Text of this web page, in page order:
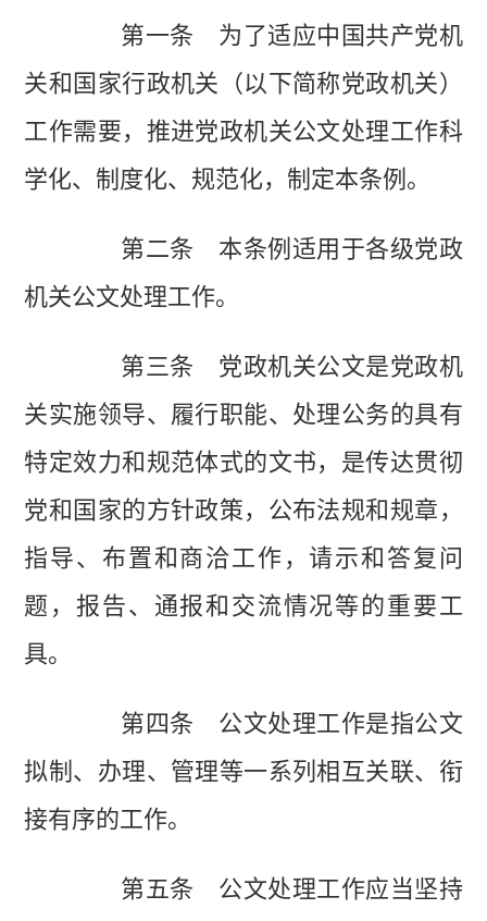
第一条 为了适应中国共产党机
关和国家行政机关（以下简称党政机关）
工作需要，推进党政机关公文处理工作科
学化、制度化、规范化，制定本条例。
第二条 本条例适用于各级党政
机关公文处理工作。
第三条 党政机关公文是党政机
关实施领导、履行职能、处理公务的具有
特定效力和规范体式的文书，是传达贯彻
党和国家的方针政策，公布法规和规章，
指导、布置和商洽工作，请示和答复问
题，报告、通报和交流情况等的重要工
具。
第四条 公文处理工作是指公文
拟制、办理、管理等一系列相互关联、衔
接有序的工作。
第五条 公文处理工作应当坚持